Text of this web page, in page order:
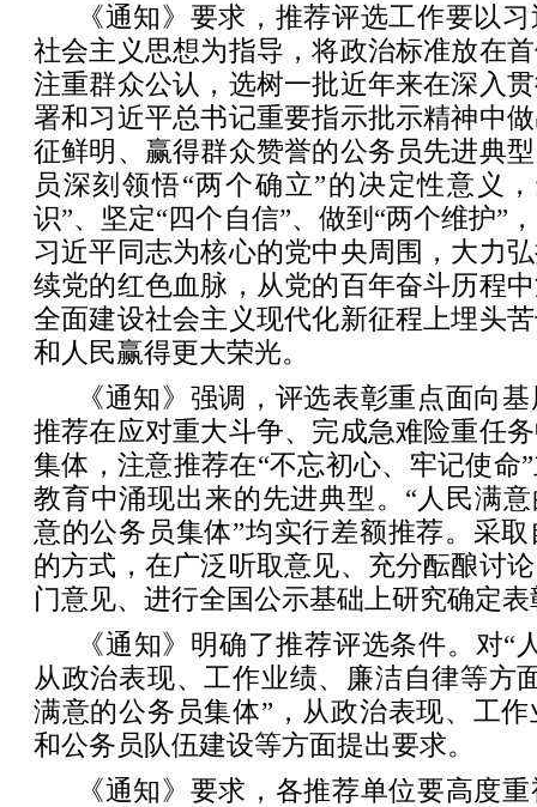
《通知》要求，推荐评选工作要以
社会主义思想为指导，将政治标准放在
注重群众公认，选树一批近年来在深入
署和习近平总书记重要指示批示精神中
征鲜明、赢得群众赞誉的公务员先进典
员深刻领悟“两个确立”的决定性意义
识”、坚定“四个自信”、做到“两个维护”
习近平同志为核心的党中央周围，大力
续党的红色血脉，从党的百年奋斗历程
全面建设社会主义现代化新征程上埋头
和人民赢得更大荣光。
《通知》强调，评选表彰重点面向
推荐在应对重大斗争、完成急难险重任
集体，注意推荐在“不忘初心、牢记使命
教育中涌现出来的先进典型。“人民满
意的公务员集体”均实行差额推荐。采
的方式，在广泛听取意见、充分酝酿讨
门意见、进行全国公示基础上研究确定
《通知》明确了推荐评选条件。对“
从政治表现、工作业绩、廉洁自律等方
满意的公务员集体”，从政治表现、工
和公务员队伍建设等方面提出要求。
《通知》要求，各推荐单位要高度